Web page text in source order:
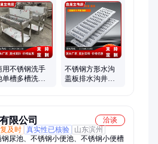
用不锈钢洗手
单槽多槽洗刷
不锈钢方形水沟
盖板排水沟井盖
限公司
洽谈
及时 真实性已核验
山东滨州
尿池、不锈钢小便池、不锈钢小便槽